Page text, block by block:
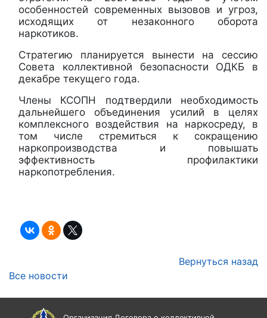
особенностей современных вызовов и угроз,
исходящих от незаконного оборота
наркотиков.
Стратегию планируется вынести на сессию
Совета коллективной безопасности ОДКБ в
декабре текущего года.
Члены КСОПН подтвердили необходимость
дальнейшего объединения усилий в целях
комплексного воздействия на наркосреду, в
том числе стремиться к сокращению
наркопроизводства и повышать
эффективность профилактики
наркопотребления.
Вернуться назад
Все новости